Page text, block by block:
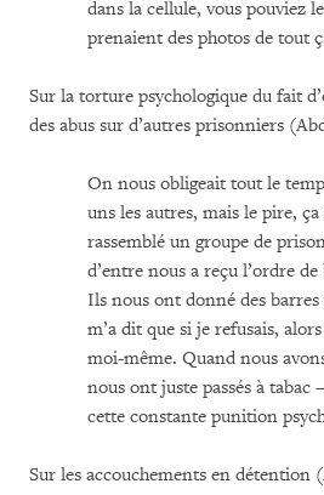
dans la cellule, vous pouviez
prenaient des photos de tout
Sur la torture psychologique du fait
des abus sur d’autres prisonniers
On nous obligeait tout le
uns les autres, mais le pire,
rassemblé un groupe de
d’entre nous a reçu l’ordre
Ils nous ont donné des
m’a dit que si je refusais,
moi-même. Quand nous
nous ont juste passés à tabac
cette constante punition
Sur les accouchements en détention